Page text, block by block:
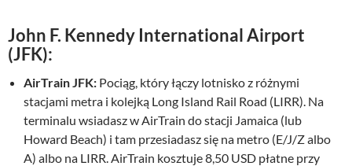
John F. Kennedy International Airport
(JFK):
AirTrain JFK: Pociąg, który łączy lotnisko z różnymi
stacjami metra i kolejką Long Island Rail Road (LIRR). Na
terminalu wsiadasz w AirTrain do stacji Jamaica (lub
Howard Beach) i tam przesiadasz się na metro (E/J/Z albo
A) albo na LIRR. AirTrain kosztuje 8,50 USD płatne przy